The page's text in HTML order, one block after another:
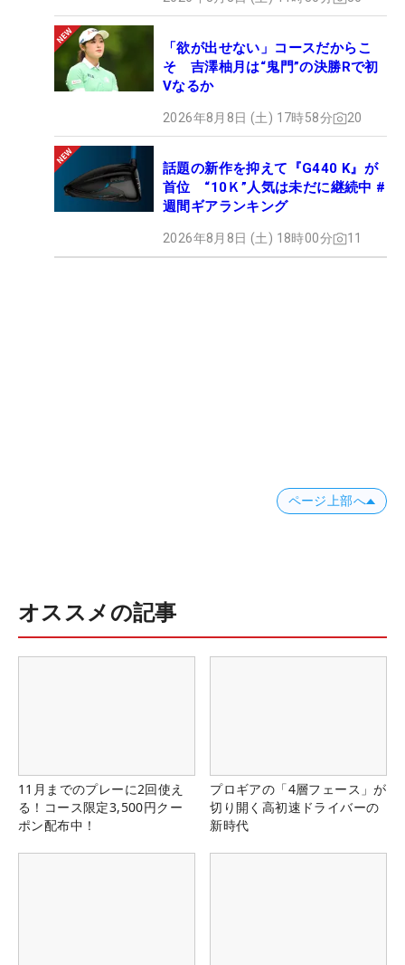
「欲が出せない」コースだからこ
そ 吉澤柚月は“鬼門”の決勝Rで初
Vなるか
2026年8月8日 (土) 17時58分 20
話題の新作を抑えて『G440 K』が
首位 “10Ｋ”人気は未だに継続中 #
週間ギアランキング
2026年8月8日 (土) 18時00分 11
ページ上部へ
オススメの記事
11月までのプレーに2回使え
る！コース限定3,500円クー
ポン配布中！
プロギアの「4層フェース」が
切り開く高初速ドライバーの
新時代